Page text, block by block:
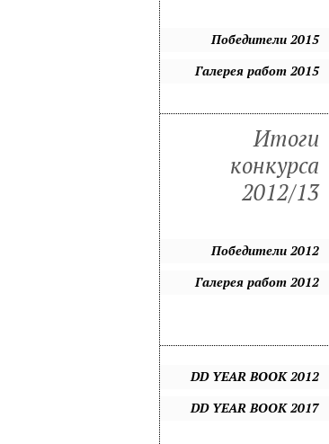
Победители 2015
Галерея работ 2015
Итоги
конкурса
2012/13
Победители 2012
Галерея работ 2012
DD YEAR BOOK 2012
DD YEAR BOOK 2017